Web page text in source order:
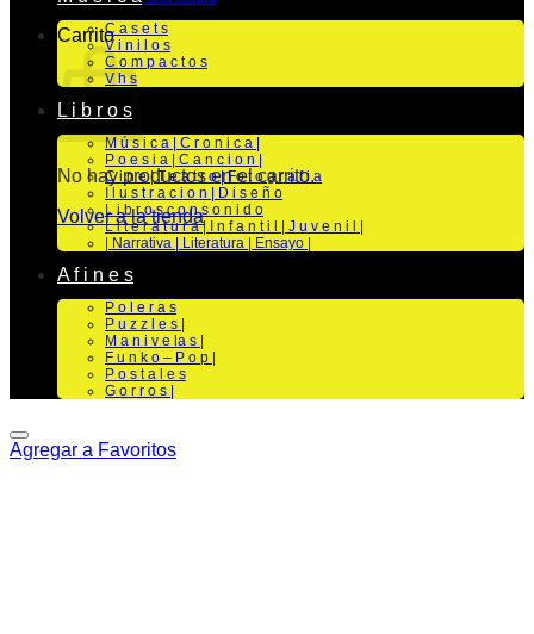
Carrito
No hay productos en el carrito.
Volver a la tienda
C a s e t s
V i n i l o s
C o m p a c t o s
V h s
L i b r o s
M ú s i c a | C r o n i c a |
P o e s i a | C a n c i o n |
C i n e | T e a t r o | Fo t o g r a f i a
I l u s t r a c i o n | D i s e ñ o
L i b r o s c o n s o n i d o
L i t e r a t u r a | I n f a n t i l | J u v e n i l |
| Narrativa | Literatura | Ensayo |
A f i n e s
P o l e r a s
P u z z l e s |
M a n i v e la s |
F u n k o – P o p |
P o s t a l e s
G o r r o s |
Agregar a Favoritos